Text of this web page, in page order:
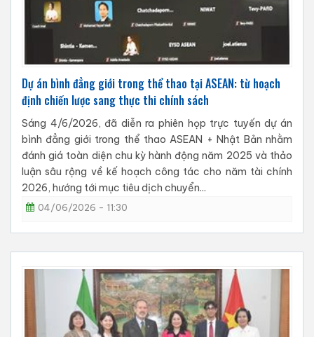
Dự án bình đẳng giới trong thể thao tại ASEAN: từ hoạch
định chiến lược sang thực thi chính sách
Sáng 4/6/2026, đã diễn ra phiên họp trực tuyến dự án
bình đẳng giới trong thể thao ASEAN + Nhật Bản nhằm
đánh giá toàn diện chu kỳ hành động năm 2025 và thảo
luận sâu rộng về kế hoạch công tác cho năm tài chính
2026, hướng tới mục tiêu dịch chuyển...
04/06/2026 - 11:30